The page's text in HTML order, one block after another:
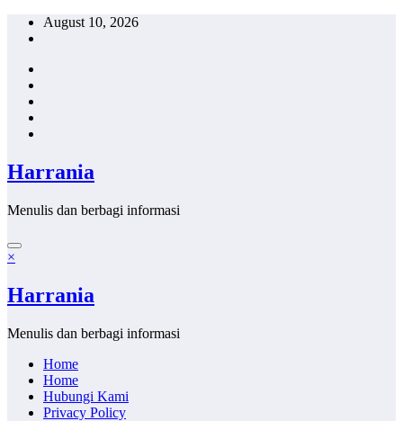
Skip
August 10, 2026
Harrania
Menulis dan berbagi informasi
×
Harrania
Menulis dan berbagi informasi
Home
Home
Hubungi Kami
Privacy Policy